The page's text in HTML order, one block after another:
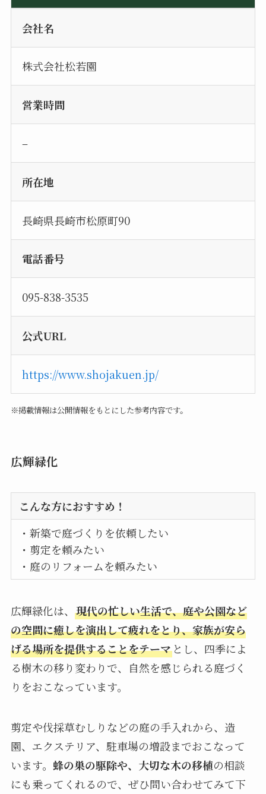
会社名
株式会社松若園
営業時間
–
所在地
長崎県長崎市松原町90
電話番号
095-838-3535
公式URL
https://www.shojakuen.jp/
※掲載情報は公開情報をもとにした参考内容です。
広輝緑化
こんな方におすすめ！
・新築で庭づくりを依頼したい
・剪定を頼みたい
・庭のリフォームを頼みたい
広輝緑化は、 現代の忙しい生活で、庭や公園など
の空間に癒しを演出して疲れをとり、家族が安ら
げる場所を提供することをテーマとし、四季によ
る樹木の移り変わりで、自然を感じられる庭づく
りをおこなっています。
剪定や伐採草むしりなどの庭の手入れから、造
園、エクステリア、駐車場の増設までおこなって
います。 蜂の巣の駆除や、大切な木の移植の相談
にも乗ってくれるので、ぜひ問い合わせてみて下